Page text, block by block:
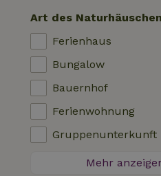
Sofortige Buchung
Waschmaschine
Gartenmöbel
Internetzugang
Kühlschrank mit
Garten
Art des
Ferienhaus
Bungalow
Bauernhof
Ferienwohnung
Gruppenunterkunft
Tiny House
Mehr